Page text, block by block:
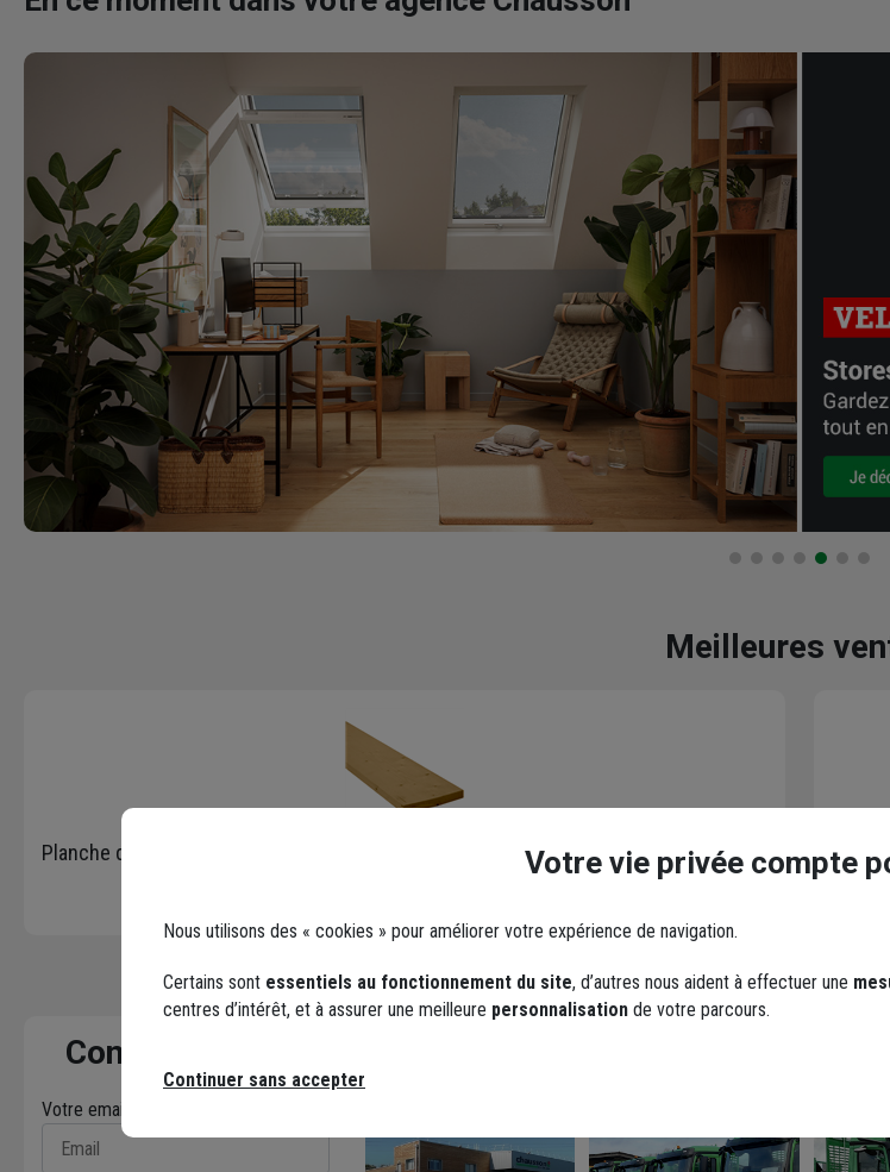
Meilleures
Planche de coffrage en sapin - bois de choix 4 - 200 MM x 27 MM - longueur 3,00 M
Seau
11 L -
Contactez-nous
Votre email* :
Votre vie privée compte
Nous utilisons des « cookies » pour améliorer votre expérience de navigation.
Certains sont essentiels au fonctionnement du site, d’autres nous aident à effectuer une
centres d’intérêt, et à assurer une meilleure personnalisation de votre parcours.
Continuer sans accepter